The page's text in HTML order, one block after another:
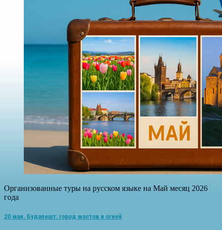
Организованные туры на русском языке на Май месяц 2026
года
20 мая. Будапешт: город мостов и огней